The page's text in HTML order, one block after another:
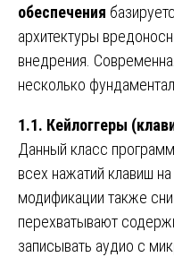
обеспечения
архитектуры
внедрения.
несколько
1.1. Кейлоггеры
Данный класс
всех нажатий клавиш
модификации также
перехватывают
записывать аудио с